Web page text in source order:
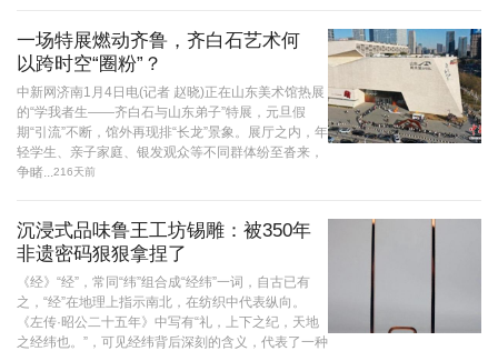
一场特展燃动齐鲁，齐白石艺术何
以跨时空“圈粉”？
中新网济南1月4日电(记者 赵晓)正在山东美术馆热展
的“学我者生——齐白石与山东弟子”特展，元旦假
期“引流”不断，馆外再现排“长龙”景象。展厅之内，年
轻学生、亲子家庭、银发观众等不同群体纷至沓来，
争睹...
216天前
沉浸式品味鲁王工坊锡雕：被350年
非遗密码狠狠拿捏了
《经》“经”，常同“纬”组合成“经纬”一词，自古已有
之，“经”在地理上指示南北，在纺织中代表纵向。
《左传·昭公二十五年》中写有“礼，上下之纪，天地
之经纬也。”，可见经纬背后深刻的含义，代表了一种